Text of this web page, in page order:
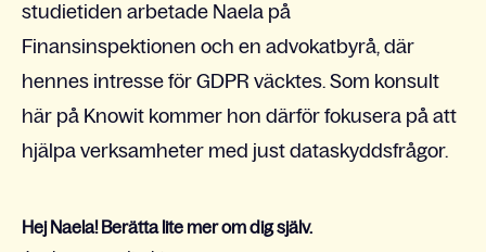
studietiden arbetade Naela på
Finansinspektionen och en advokatbyrå, där
hennes intresse för GDPR väcktes. Som konsult
här på Knowit kommer hon därför fokusera på att
hjälpa verksamheter med just dataskyddsfrågor.
Hej Naela! Berätta lite mer om dig själv.